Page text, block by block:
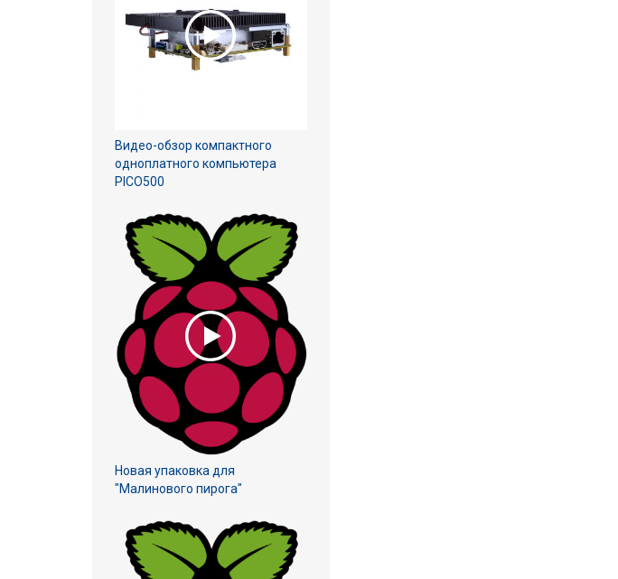
Видео-обзор компактного
одноплатного компьютера
PICO500
Новая упаковка для
"Малинового пирога"